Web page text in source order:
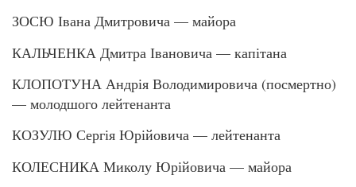
ЗОСЮ Івана Дмитровича — майора
КАЛЬЧЕНКА Дмитра Івановича — капітана
КЛОПОТУНА Андрія Володимировича (посмертно)
— молодшого лейтенанта
КОЗУЛЮ Сергія Юрійовича — лейтенанта
КОЛЕСНИКА Миколу Юрійовича — майора